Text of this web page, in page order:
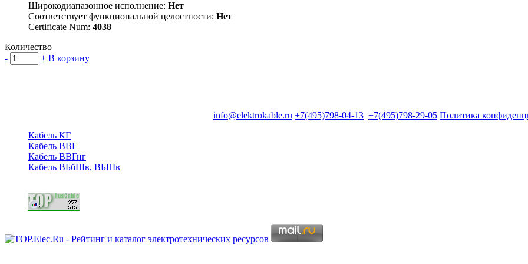
Широкодиапазонное исполнение: Нет
Соответствует функциональной целостности: Нет
Certificate Num: 4038
Количество
-
+ В корзину
info@elektrokable.ru +7(495)798-04-13 +7(495)798-29-05 Политика
Кабель КГ
Кабель ВВГ
Кабель ВВГнг
Кабель ВБбШв, ВБШв